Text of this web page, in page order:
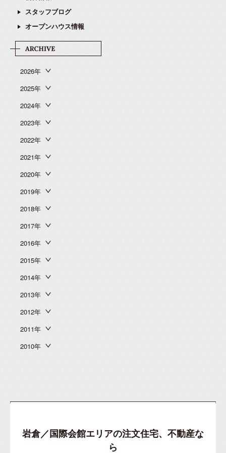
スタッフブログ
オープンハウス情報
2026年
2025年
2024年
2023年
2022年
2021年
2020年
2019年
2018年
2017年
2016年
2015年
2014年
2013年
2012年
2011年
2010年
岩倉／国際会館エリアの注文住宅、不動産な
ら